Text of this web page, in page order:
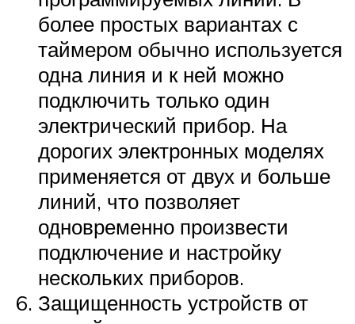
более простых вариантах с
таймером обычно используется
одна линия и к ней можно
подключить только один
электрический прибор. На
дорогих электронных моделях
применяется от двух и больше
линий, что позволяет
одновременно произвести
подключение и настройку
нескольких приборов.
Защищенность устройств от